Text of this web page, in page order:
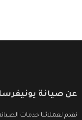
عن صيانة
نقدم لعملائنا خدمات